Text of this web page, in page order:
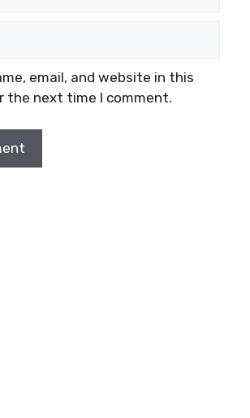
email, and website in this
the next time I comment.